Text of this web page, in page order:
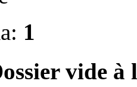
1
vide à